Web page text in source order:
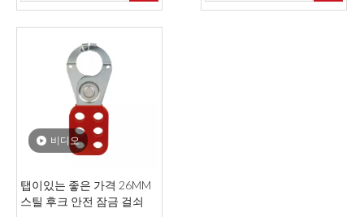
비디오
탭이있는 좋은 가격 26MM
스틸 후크 안전 잠금 걸쇠